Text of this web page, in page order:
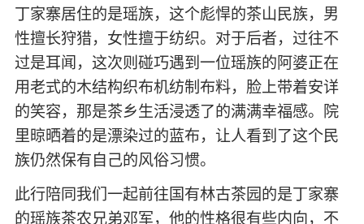
丁家寨居住的是瑶族，这个彪悍的茶山民族，男
性擅长狩猎，女性擅于纺织。对于后者，过往不
过是耳闻，这次则碰巧遇到一位瑶族的阿婆正在
用老式的木结构织布机纺制布料，脸上带着安详
的笑容，那是茶乡生活浸透了的满满幸福感。院
里晾晒着的是漂染过的蓝布，让人看到了这个民
族仍然保有自己的风俗习惯。
此行陪同我们一起前往国有林古茶园的是丁家寨
的瑶族茶农兄弟邓军，他的性格很有些内向，不